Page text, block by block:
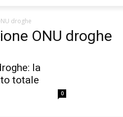
droghe
ONU droghe
la
totale
0